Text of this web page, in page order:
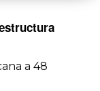
a 48